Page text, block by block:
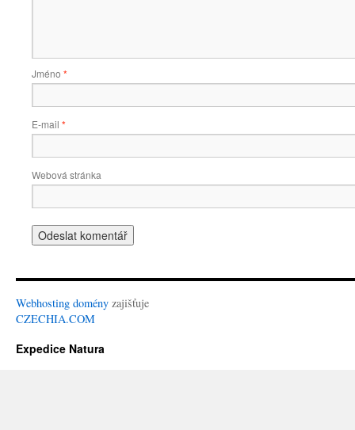
Jméno *
E-mail *
Webová stránka
Webhosting domény zajišťuje
CZECHIA.COM
Expedice Natura